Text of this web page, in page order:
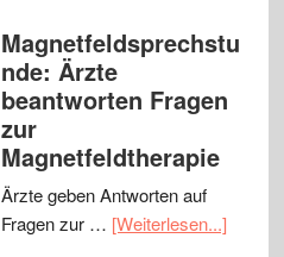
Magnetfeldsprechstu
nde: Ärzte
beantworten Fragen
zur
Magnetfeldtherapie
Ärzte geben Antworten auf
Fragen zur … [Weiterlesen...]